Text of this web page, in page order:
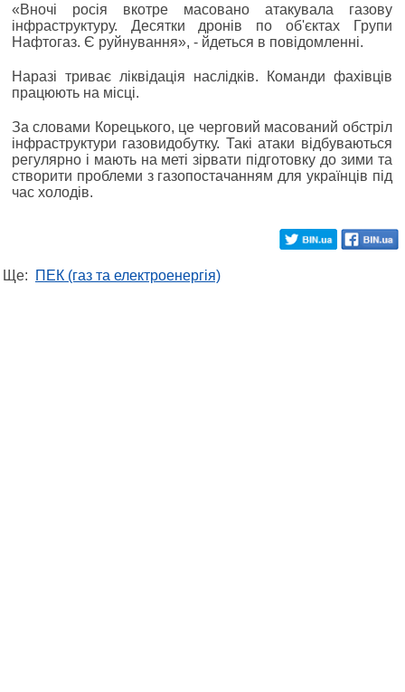
«Вночі росія вкотре масовано атакувала газову
інфраструктуру. Десятки дронів по об'єктах Групи
Нафтогаз. Є руйнування», - йдеться в повідомленні.
Наразі триває ліквідація наслідків. Команди фахівців
працюють на місці.
За словами Корецького, це черговий масований обстріл
інфраструктури газовидобутку. Такі атаки відбуваються
регулярно і мають на меті зірвати підготовку до зими та
створити проблеми з газопостачанням для українців під
час холодів.
Ще: ПЕК (газ та електроенергія)